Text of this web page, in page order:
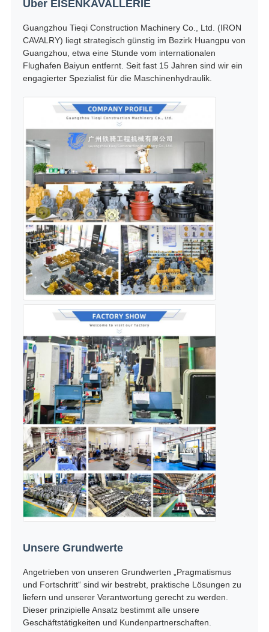
Über EISENKAVALLERIE
Guangzhou Tieqi Construction Machinery Co., Ltd. (IRON
CAVALRY) liegt strategisch günstig im Bezirk Huangpu von
Guangzhou, etwa eine Stunde vom internationalen
Flughafen Baiyun entfernt. Seit fast 15 Jahren sind wir ein
engagierter Spezialist für die Maschinenhydraulik.
Unsere Grundwerte
Angetrieben von unseren Grundwerten „Pragmatismus
und Fortschritt“ sind wir bestrebt, praktische Lösungen zu
liefern und unserer Verantwortung gerecht zu werden.
Dieser prinzipielle Ansatz bestimmt alle unsere
Geschäftstätigkeiten und Kundenpartnerschaften.